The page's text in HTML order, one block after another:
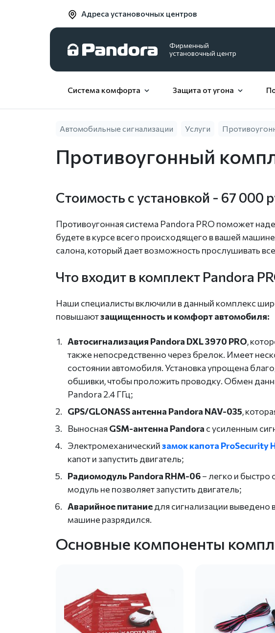
Адреса установочных центров
Фирменный
установочный центр
Система комфорта Защита от угона
Автомобильные сигнализации Услуги
Противоугонный
Стоимость с установкой - 67 000
Противоугонная система Pandora PRO поможет
будете в курсе всего происходящего в вашей
салона, который дает возможность прослушивать
Что входит в комплект Pandora
Наши специалисты включили в данный комплекс
повышаютзащищенность и комфорт автомобиля:
Автосигнализация Pandora DXL 3970 PRO,
также непосредственно через брелок. Имеет
состоянии автомобиля. Установка упрощена
обшивки, чтобы проложить проводку. Обмен
Pandora 2.4 ГГц;
GPS/GLONASS антенна Pandora NAV-035,
Выносная GSM-антенна Pandora с усиленным
Электромеханическийзамок капота ProSecurity
капот и запустить двигатель;
Радиомодуль Pandora RHM-06– легко и быстро
модуль не позволяет запустить двигатель;
Аварийное питаниедля сигнализации выведено
машине разрядился.
Основные компоненты